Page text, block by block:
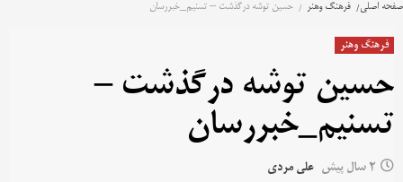
صفحه اصلی فرهنگ وهنر حسین توشه درگذشت – تسنیم_خبررسان
فرهنگ وهنر
حسین توشه درگذشت –
تسنیم_خبررسان
2 سال پیش علی مردی